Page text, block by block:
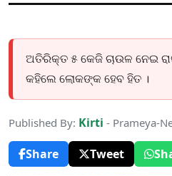
ଅତିରିକ୍ତ ୫ କେଜି ଚାଉଳ ନେଇ
କହିଲେ ଲୋକଙ୍କ ହେବ ହିତ ।
Published By: Kirti - Prameya-
Share
Tweet